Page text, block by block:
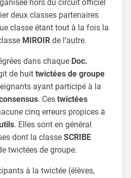
hors du circuit officiel
deux classes partenaires
classe étant tout à la fois la
MIROIRde l’autre.
dans chaque Doc.
de huit twictées de groupe
ayant participé à la
. Ces twictées
cinq erreurs propices à
. Elles sont en général
dont la classe SCRIBE
twictées de groupe.
à la twictée (élèves,